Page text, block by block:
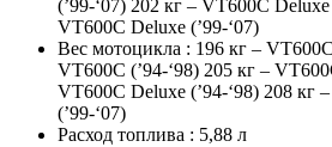
(’99-‘07) 202 кг – VT600C Deluxe
VT600C Deluxe (’99-‘07)
Вес мотоцикла : 196 кг –
VT600C (’94-‘98) 205 кг –
VT600C Deluxe (’94-‘98) 208 кг
(’99-‘07)
Расход топлива : 5,88 л